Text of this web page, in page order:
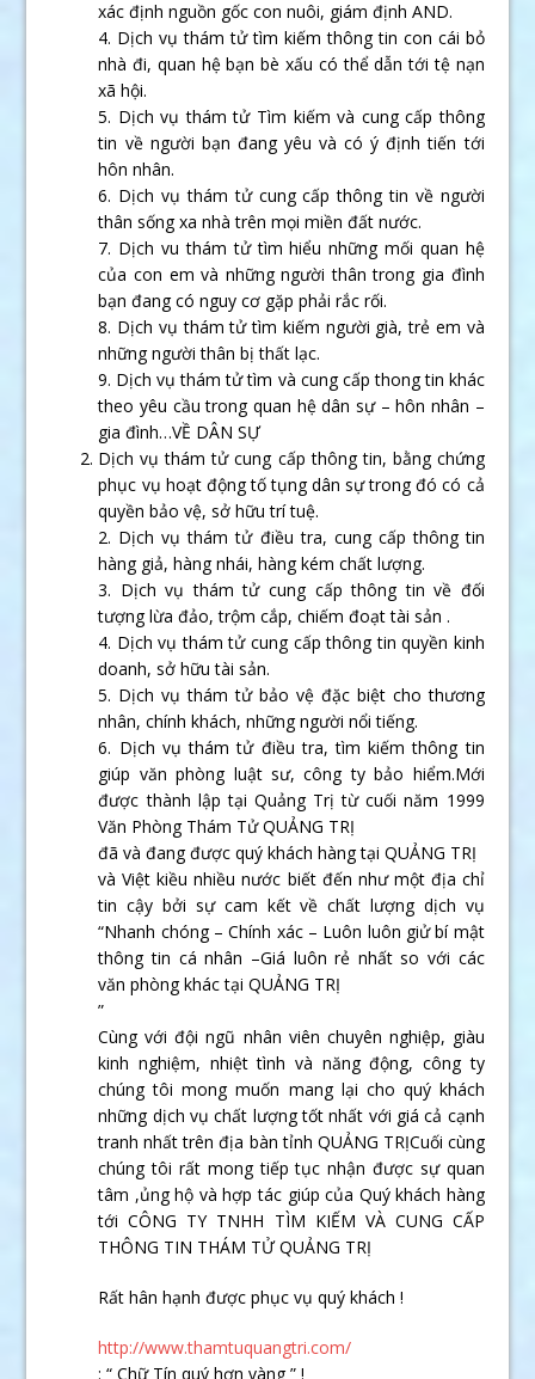
xác định nguồn gốc con nuôi, giám định AND.
4. Dịch vụ thám tử tìm kiếm thông tin con cái bỏ
nhà đi, quan hệ bạn bè xấu có thể dẫn tới tệ nạn
xã hội.
5. Dịch vụ thám tử Tìm kiếm và cung cấp thông
tin về người bạn đang yêu và có ý định tiến tới
hôn nhân.
6. Dịch vụ thám tử cung cấp thông tin về người
thân sống xa nhà trên mọi miền đất nước.
7. Dịch vu thám tử tìm hiểu những mối quan hệ
của con em và những người thân trong gia đình
bạn đang có nguy cơ gặp phải rắc rối.
8. Dịch vụ thám tử tìm kiếm người già, trẻ em và
những người thân bị thất lạc.
9. Dịch vụ thám tử tìm và cung cấp thong tin khác
theo yêu cầu trong quan hệ dân sự – hôn nhân –
gia đình…VỀ DÂN SỰ
Dịch vụ thám tử cung cấp thông tin, bằng chứng
phục vụ hoạt động tố tụng dân sự trong đó có cả
quyền bảo vệ, sở hữu trí tuệ.
2. Dịch vụ thám tử điều tra, cung cấp thông tin
hàng giả, hàng nhái, hàng kém chất lượng.
3. Dịch vụ thám tử cung cấp thông tin về đối
tượng lừa đảo, trộm cắp, chiếm đoạt tài sản .
4. Dịch vụ thám tử cung cấp thông tin quyền kinh
doanh, sở hữu tài sản.
5. Dịch vụ thám tử bảo vệ đặc biệt cho thương
nhân, chính khách, những người nổi tiếng.
6. Dịch vụ thám tử điều tra, tìm kiếm thông tin
giúp văn phòng luật sư, công ty bảo hiểm.Mới
được thành lập tại Quảng Trị từ cuối năm 1999
Văn Phòng Thám Tử QUẢNG TRỊ
đã và đang được quý khách hàng tại QUẢNG TRỊ
và Việt kiều nhiều nước biết đến như một địa chỉ
tin cậy bởi sự cam kết về chất lượng dịch vụ
“Nhanh chóng – Chính xác – Luôn luôn giử bí mật
thông tin cá nhân –Giá luôn rẻ nhất so với các
văn phòng khác tại QUẢNG TRỊ
”
Cùng với đội ngũ nhân viên chuyên nghiệp, giàu
kinh nghiệm, nhiệt tình và năng động, công ty
chúng tôi mong muốn mang lại cho quý khách
những dịch vụ chất lượng tốt nhất với giá cả cạnh
tranh nhất trên địa bàn tỉnh QUẢNG TRỊCuối cùng
chúng tôi rất mong tiếp tục nhận được sự quan
tâm ,ủng hộ và hợp tác giúp của Quý khách hàng
tới CÔNG TY TNHH TÌM KIẾM VÀ CUNG CẤP
THÔNG TIN THÁM TỬ QUẢNG TRỊ
Rất hân hạnh được phục vụ quý khách !
http://www.thamtuquangtri.com/
: “ Chữ Tín quý hơn vàng ” !